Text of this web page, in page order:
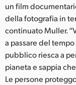
un film
della fotografia in
continuato Muller.
a passare del
pubblico riesca a
pianeta e sappia
Le persone